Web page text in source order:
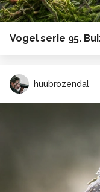
Vogel serie 95.
huubrozendal